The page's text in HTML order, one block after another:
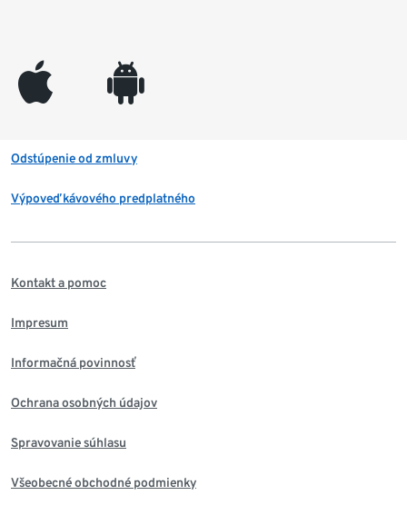
appleinc android
Odstúpenie od zmluvy
Výpoveď kávového predplatného
Kontakt a pomoc
Impresum
Informačná povinnosť
Ochrana osobných údajov
Spravovanie súhlasu
Všeobecné obchodné podmienky